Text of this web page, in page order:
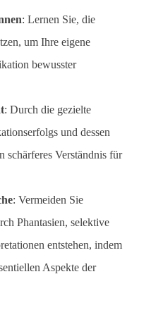
: Lernen Sie, die
um Ihre eigene
bewusster
: Durch die gezielte
und dessen
schärferes Verständnis für
: Vermeiden Sie
Phantasien, selektive
entstehen, indem
Aspekte der